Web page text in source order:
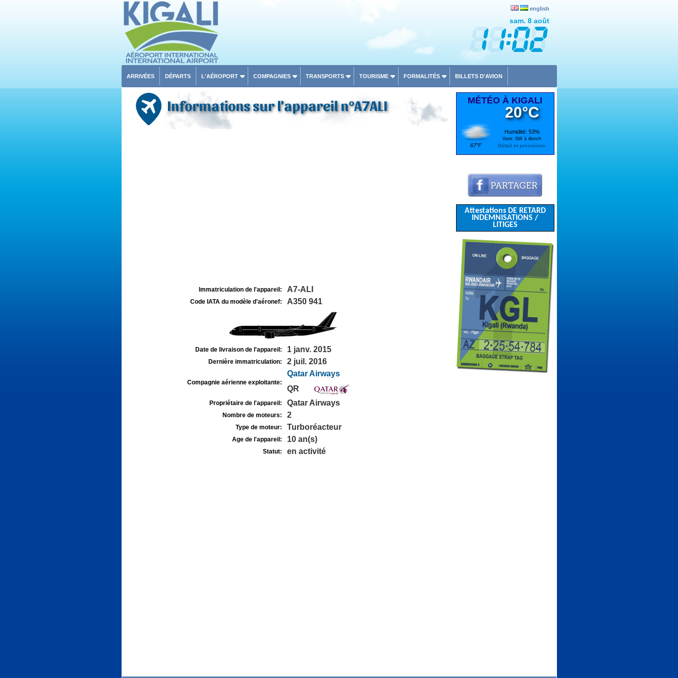
english
sam. 8 août
ARRIVÉES DÉPARTS L'AÉROPORT COMPAGNIES TRANSPORTS TOURISME FORMALITÉS BILLETS D'AVION
Informations sur l'appareil n°A7ALI
Immatriculation de l'appareil: A7-ALI
Code IATA du modèle d'aéronef: A350 941
Date de livraison de l'appareil: 1 janv. 2015
Dernière immatriculation: 2 juil. 2016
Compagnie aérienne exploitante:
Qatar Airways
QR
Propriétaire de l'appareil: Qatar Airways
Nombre de moteurs: 2
Type de moteur: Turboréacteur
Age de l'appareil: 10 an(s)
Statut: en activité
MÉTÉO À KIGALI
67°F
20°C
Humidité: 53%
Vent: SW à 4km/h
Détail et prévisions
Attestations DE RETARD
INDEMNISATIONS /
LITIGES